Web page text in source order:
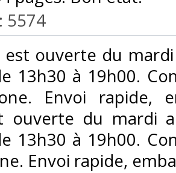
5574
est ouverte du
13h30 à 19h00.
Envoi rapide,
ouverte du mardi
13h30 à 19h00.
Envoi rapide,